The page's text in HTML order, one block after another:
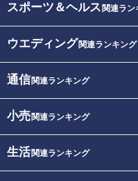
スポーツ＆ヘルス 関連ラン
ウエディング関連ランキング
通信関連ランキング
小売関連ランキング
生活関連ランキング